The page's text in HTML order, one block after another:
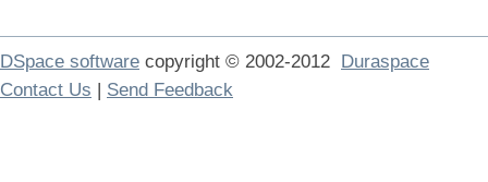
DSpace software copyright © 2002-2012 Duraspace
Contact Us | Send Feedback